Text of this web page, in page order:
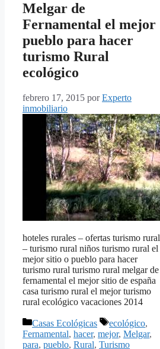
Melgar de
Fernamental el mejor
pueblo para hacer
turismo Rural
ecológico
febrero 17, 2015 porExperto
inmobiliario
hoteles rurales – ofertas turismo rural
– turismo rural niños turismo rural el
mejor sitio o pueblo para hacer
turismo rural turismo rural melgar de
fernamental el mejor sitio de españa
casa turismo rural el mejor turismo
rural ecológico vacaciones 2014
Categorías
Casas Ecológicas Etiquetas
ecológico,
Fernamental, hacer, mejor, Melgar,
para, pueblo, Rural, Turismo